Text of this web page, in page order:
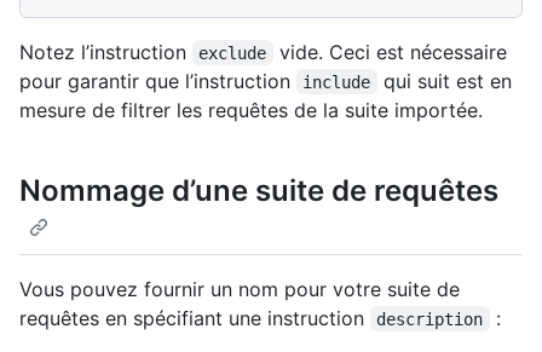
Notez l’instruction exclude
vide. Ceci est nécessaire
pour garantir que l’instruction
include
qui suit est en
mesure de filtrer les requêtes de la suite importée.
Nommage d’une suite de requêtes
Vous pouvez fournir un nom pour votre suite de
requêtes en spécifiant une instruction
description :